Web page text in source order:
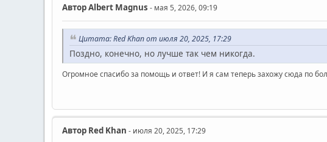
АвторAlbert Magnus - мая 5, 2026, 09:19
Цитата: Red Khan от июля 20, 2025, 17:29
Поздно, конечно, но лучше так чем никогда.
Огромное спасибо за помощь и ответ! И я сам теперь захожу сюда по
Автор Red Khan - июля 20, 2025, 17:29